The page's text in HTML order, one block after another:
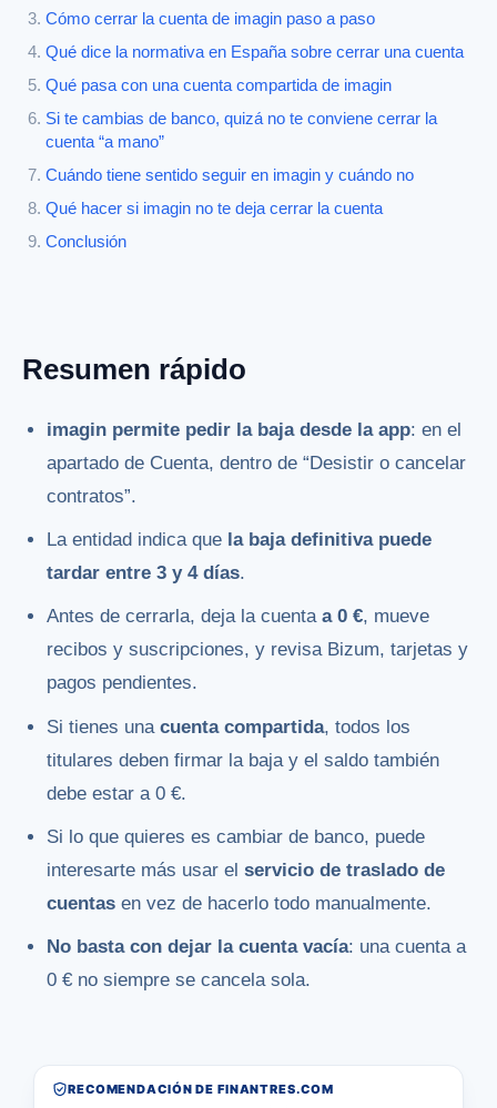
Cómo cerrar la cuenta de imagin paso a paso
Qué dice la normativa en España sobre cerrar una cuenta
Qué pasa con una cuenta compartida de imagin
Si te cambias de banco, quizá no te conviene cerrar la
cuenta “a mano”
Cuándo tiene sentido seguir en imagin y cuándo no
Qué hacer si imagin no te deja cerrar la cuenta
Conclusión
Resumen rápido
imagin permite pedir la baja desde la app: en el
apartado de Cuenta, dentro de “Desistir o cancelar
contratos”.
La entidad indica que la baja definitiva puede
tardar entre 3 y 4 días.
Antes de cerrarla, deja la cuentaa 0 €, mueve
recibos y suscripciones, y revisa Bizum, tarjetas y
pagos pendientes.
Si tienes unacuenta compartida, todos los
titulares deben firmar la baja y el saldo también
debe estar a 0 €.
Si lo que quieres es cambiar de banco, puede
interesarte más usar elservicio de traslado de
cuentas en vez de hacerlo todo manualmente.
No basta con dejar la cuenta vacía: una cuenta a
0 € no siempre se cancela sola.
RECOMENDACIÓN DE FINANTRES.COM